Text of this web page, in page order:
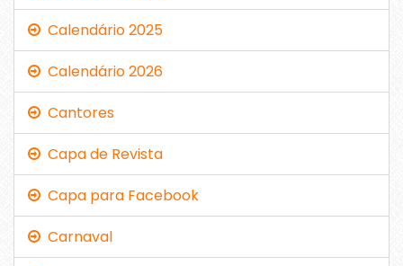
Calendário 2025
Calendário 2026
Cantores
Capa de Revista
Capa para Facebook
Carnaval